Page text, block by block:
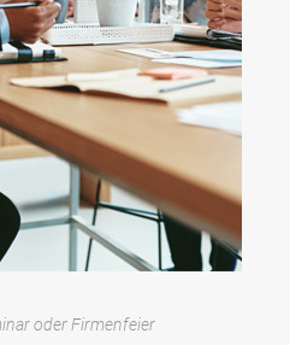
oder Firmenfeier